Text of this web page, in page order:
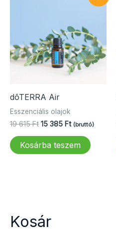
dōTERRA Air
Esszenciális olajok
19 615Ft Original
was:
19
15 385 FtCurrent
15
(bruttó)
Kosárba teszem
Kosár